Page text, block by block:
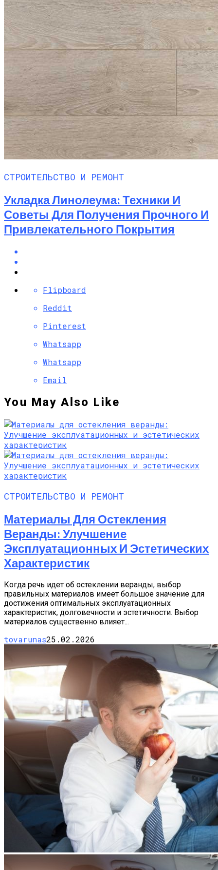
СТРОИТЕЛЬСТВО И РЕМОНТ
Укладка Линолеума: Техники И
Советы Для Получения Прочного И
Привлекательного Покрытия
Flipboard
Reddit
Pinterest
Whatsapp
Whatsapp
Email
You May Also Like
СТРОИТЕЛЬСТВО И РЕМОНТ
Материалы Для Остекления
Веранды: Улучшение
Эксплуатационных И Эстетических
Характеристик
Когда речь идет об остеклении веранды, выбор
правильных материалов имеет большое значение для
достижения оптимальных эксплуатационных
характеристик, долговечности и эстетичности. Выбор
материалов существенно влияет...
tovarunas25.02.2026